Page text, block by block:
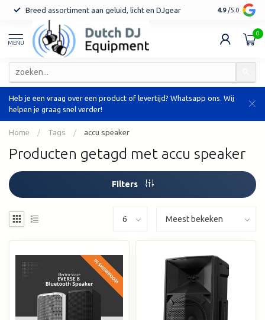
Breed assortiment aan geluid, licht en DJgear Tot 7 jaar
4.9 /5.0
MENU
0
Heb je een vraag over een product of levertijd? Whatsapp ons. Wij
helpen je graag snel verder!
Home / Tags / accu speaker
Producten getagd met accu speaker
Filters